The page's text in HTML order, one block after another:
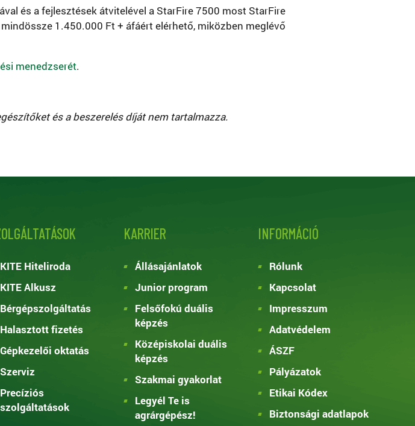
és a fejlesztések átvitelével a StarFire 7500 most StarFire
1.450.000 Ft + áfáért elérhető, miközben meglévő
menedzserét.
és a beszerelés díját nem tartalmazza.
KITE Hiteliroda
KITE Alkusz
Bérgépszolgáltatás
Halasztott fizetés
Gépkezelői oktatás
Szerviz
Precíziós
szolgáltatások
KARRIER
Állásajánlatok
Junior program
Felsőfokú duális
képzés
Középiskolai duális
képzés
Szakmai gyakorlat
Legyél Te is
agrárgépész!
INFORMÁCIÓ
Rólunk
Kapcsolat
Impresszum
Adatvédelem
ÁSZF
Pályázatok
Etikai Kódex
Biztonsági adatlapok